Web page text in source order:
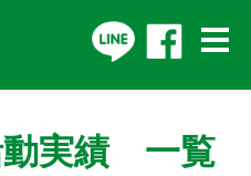
動実績 一覧